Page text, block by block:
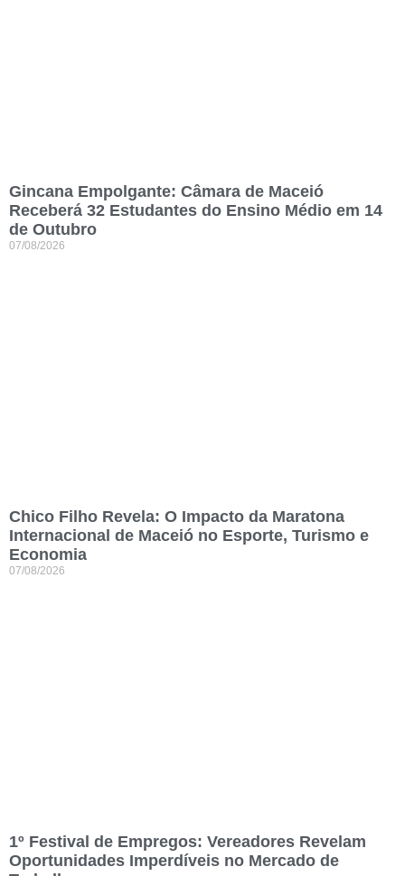
Gincana Empolgante: Câmara de Maceió
Receberá 32 Estudantes do Ensino Médio em 14
de Outubro
07/08/2026
Chico Filho Revela: O Impacto da Maratona
Internacional de Maceió no Esporte, Turismo e
Economia
07/08/2026
1º Festival de Empregos: Vereadores Revelam
Oportunidades Imperdíveis no Mercado de